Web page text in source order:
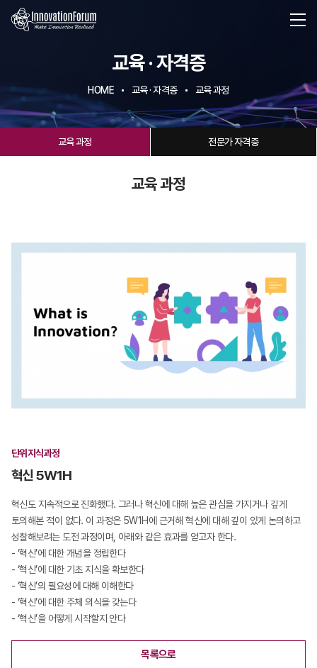
교육 · 자격증
HOME 교육 · 자격증 교육 과정
교육 과정 전문가 자격증
교육 과정
단위지식과정
혁신 5W1H
혁신도 지속적으로 진화했다. 그러나 혁신에 대해 높은 관심을 가지거나 깊게
토의해본 적이 없다. 이 과정은 5W1H에 근거해 혁신에 대해 깊이 있게 논의하고
성찰해보려는 도전 과정이며, 아래와 같은 효과를 얻고자 한다.
- ‘혁신’에 대한 개념을 정립한다
- ‘혁신’에 대한 기초 지식을 확보한다
- ‘혁신’의 필요성에 대해 이해한다
- ‘혁신’에 대한 주체 의식을 갖는다
- ‘혁신’을 어떻게 시작할지 안다
목록으로